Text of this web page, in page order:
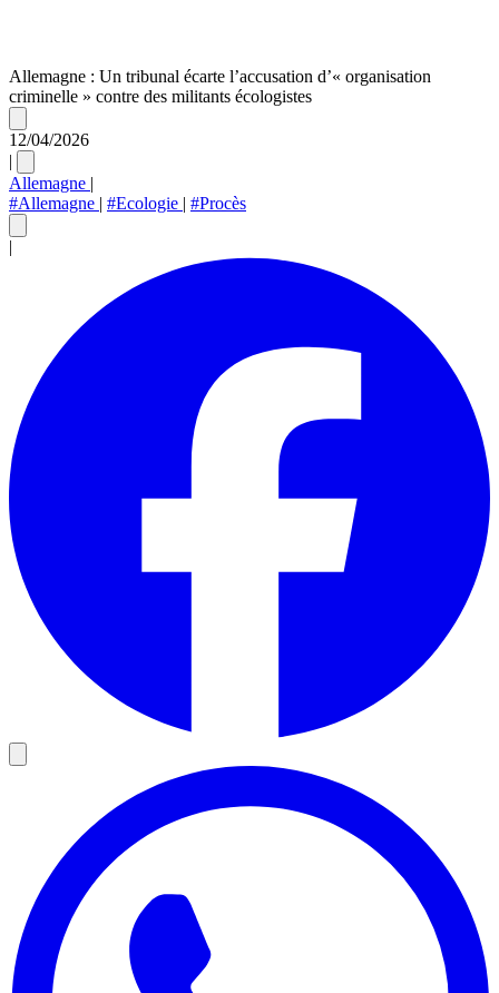
Allemagne : Un tribunal écarte l’accusation d’« organisation
criminelle » contre des militants écologistes
12/04/2026
|
Allemagne |
#Allemagne | #Ecologie | #Procès
|